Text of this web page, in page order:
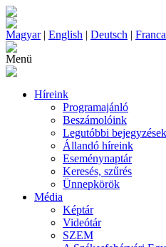
Magyar| English | Deutsch |
Menü
Híreink
Programajánló
Beszámolóink
Legutóbbi bejegyzések
Állandó híreink
Eseménynaptár
Keresés, szűrés
Ünnepkörök
Média
Képtár
Videótár
SZEM